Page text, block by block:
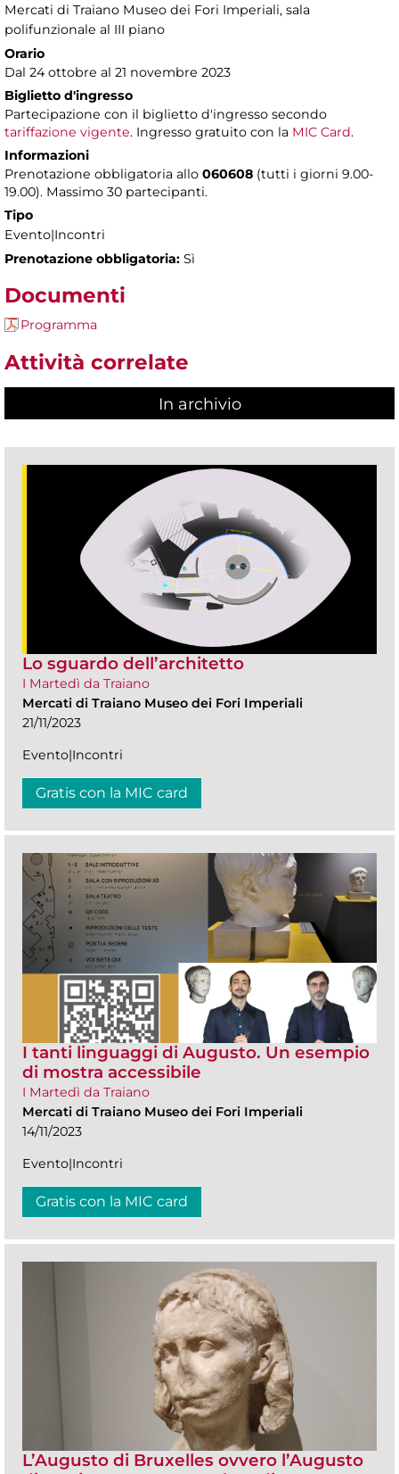
Mercati di Traiano Museo dei Fori Imperiali, sala
polifunzionale al III piano
Orario
Dal 24 ottobre al 21 novembre 2023
Biglietto d'ingresso
Partecipazione con il biglietto d'ingresso secondo
tariffazione vigente. Ingresso gratuito con la MIC Card.
Informazioni
Prenotazione obbligatoria allo 060608 (tutti i giorni 9.00-
19.00). Massimo 30 partecipanti.
Tipo
Evento|Incontri
Prenotazione obbligatoria: Sì
Documenti
Programma
Attività correlate
In archivio
Lo sguardo dell’architetto
I Martedì da Traiano
Mercati di Traiano Museo dei Fori Imperiali
21/11/2023
Evento|Incontri
Gratis con la MIC card
I tanti linguaggi di Augusto. Un esempio
di mostra accessibile
I Martedì da Traiano
Mercati di Traiano Museo dei Fori Imperiali
14/11/2023
Evento|Incontri
Gratis con la MIC card
L’Augusto di Bruxelles ovvero l’Augusto